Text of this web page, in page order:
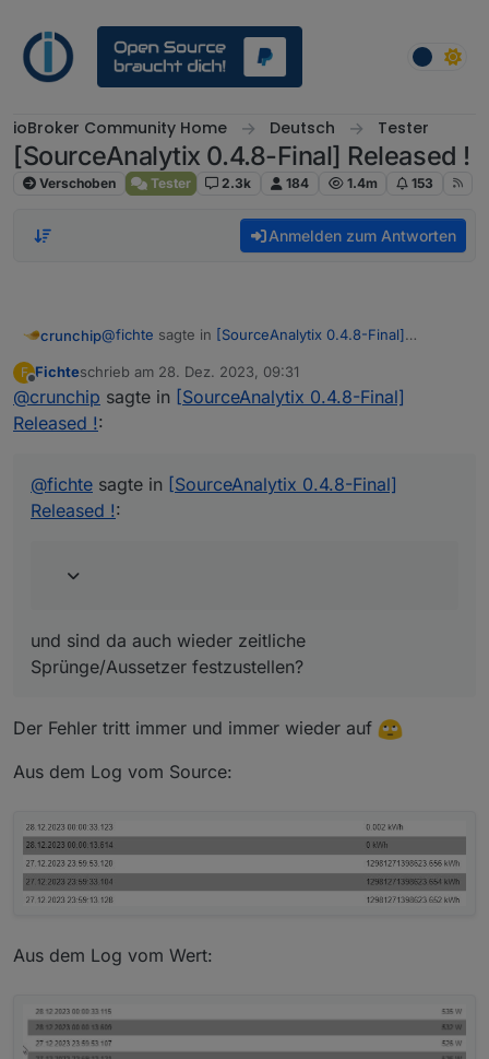
ioBroker Community Home Deutsch Tester
[SourceAnalytix 0.4.8-Final] Released !
Verschoben Tester 2.3k 184 1.4m 153
Anmelden zum Antworten
crunchip@fichte sagte in [SourceAnalytix 0.4.8-Final]
Aber nix da... immer der gleiche fehler
F Fichteschrieb am 28. Dez. 2023, 09:31
zuletzt editiert von
@crunchip sagte in [SourceAnalytix 0.4.8-Final]
Released !:
@fichte sagte in [SourceAnalytix 0.4.8-Final]
Released !:
und sind da auch wieder zeitliche
Sprünge/Aussetzer festzustellen?
Der Fehler tritt immer und immer wieder auf
Aus dem Log vom Source:
Aus dem Log vom Wert: